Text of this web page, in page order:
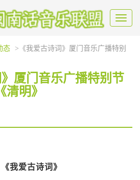
Toggle
态
>《我爱古诗词》厦门音乐广播特别
》厦门音乐广播特别节
清明》
词
《我爱古诗词》